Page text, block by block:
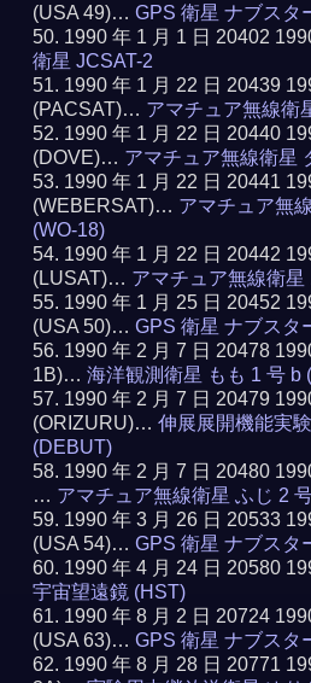
(USA 49)…GPS 衛星 ナブスタ
1990 年 1 月 1 日 20402
衛星 JCSAT-2
1990 年 1 月 22 日 20439
(PACSAT)… アマチュア無線衛
1990 年 1 月 22 日 20440
(DOVE)… アマチュア無線衛星
1990 年 1 月 22 日 20441
(WEBERSAT)… アマチュア無
(WO-18)
1990 年 1 月 22 日 20442
(LUSAT)… アマチュア無線衛
1990 年 1 月 25 日 20452
(USA 50)…GPS 衛星 ナブスタ
1990 年 2 月 7 日 20478
1B)…海洋観測衛星 もも 1 号 b
1990 年 2 月 7 日 20479
(ORIZURU)…伸展展開機能実
(DEBUT)
1990 年 2 月 7 日 20480
… アマチュア無線衛星 ふじ 2
1990 年 3 月 26 日 20533
(USA 54)…GPS 衛星 ナブスタ
1990 年 4 月 24 日 20580
宇宙望遠鏡 (HST)
1990 年 8 月 2 日 20724
(USA 63)…GPS 衛星 ナブスタ
1990 年 8 月 28 日 20771